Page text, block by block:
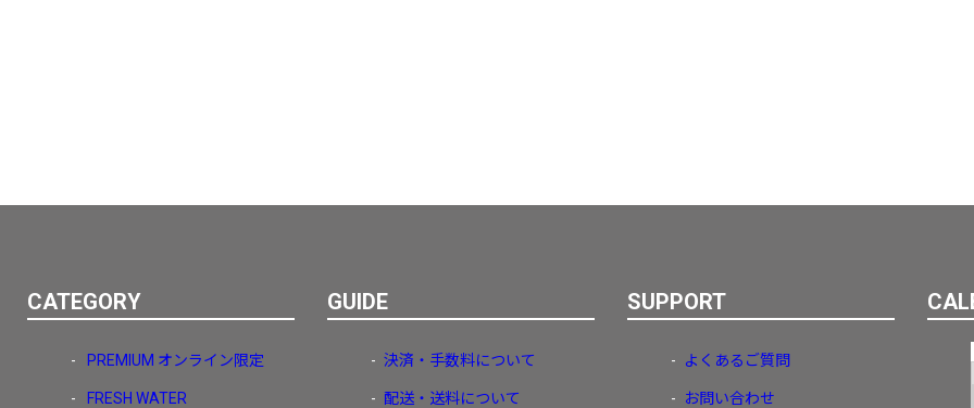
PREMIUM
CATEGORY
PREMIUM オンライン限定
FRESH WATER
GUIDE
決済・手数料について
配送・送料について
SUPPORT
よくあるご質問
お問い合わせ